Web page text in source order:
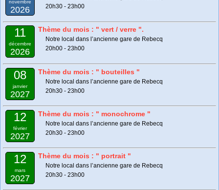
novembre
2026
20h30 - 23h00
11
décembre
2026
Thème du mois : " vert / verre ".
Notre local dans l’ancienne gare de Rebecq
20h00 - 23h00
08
janvier
2027
Thème du mois : " bouteilles "
Notre local dans l’ancienne gare de Rebecq
20h30 - 23h00
12
février
2027
Thème du mois : " monochrome "
Notre local dans l’ancienne gare de Rebecq
20h30 - 23h00
12
mars
2027
Thème du mois : " portrait "
Notre local dans l’ancienne gare de Rebecq
20h30 - 23h00